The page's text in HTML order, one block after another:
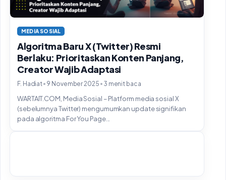
MEDIA SOSIAL
Algoritma Baru X (Twitter) Resmi
Berlaku: Prioritaskan Konten Panjang,
Creator Wajib Adaptasi
F. Hadiat• 9 November 2025 • 3 menit baca
WARTAIT.COM, Media Sosial – Platform media sosial X
(sebelumnya Twitter) mengumumkan update signifikan
pada algoritma For You Page...